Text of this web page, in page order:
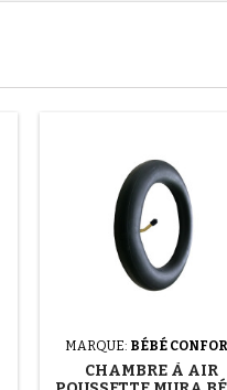
MARQUE: BÉBÉ
CHAMBRE À AIR